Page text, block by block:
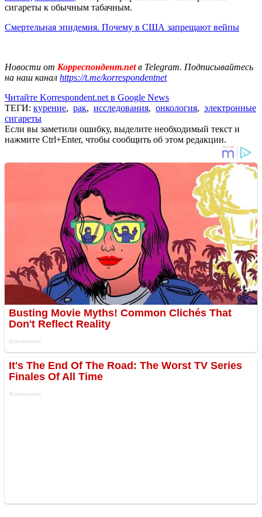
сигареты к обычным табачным.
Смертельная эпидемия. Почему в США запрещают вейпы
Новости от Корреспондент.netв Telegram. Подписывайтесь
на наш канал https://t.me/korrespondentnet
Читайте Korrespondent.net в Google News
ТЕГИ: курение, рак, исследования, онкология, электронные
сигареты
Если вы заметили ошибку, выделите необходимый текст и
нажмите Ctrl+Enter, чтобы сообщить об этом редакции.